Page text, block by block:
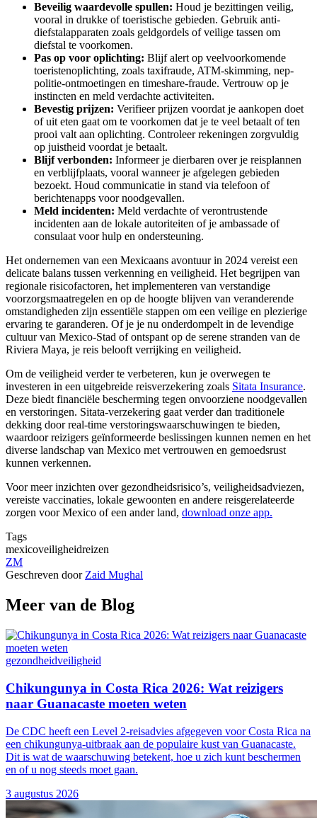
Beveilig waardevolle spullen: Houd je bezittingen veilig,
vooral in drukke of toeristische gebieden. Gebruik anti-
diefstalapparaten zoals geldgordels of veilige tassen om
diefstal te voorkomen.
Pas op voor oplichting: Blijf alert op veelvoorkomende
toeristenoplichting, zoals taxifraude, ATM-skimming, nep-
politie-ontmoetingen en timeshare-fraude. Vertrouw op je
instincten en meld verdachte activiteiten.
Bevestig prijzen: Verifieer prijzen voordat je aankopen doet
of uit eten gaat om te voorkomen dat je te veel betaalt of ten
prooi valt aan oplichting. Controleer rekeningen zorgvuldig
op juistheid voordat je betaalt.
Blijf verbonden: Informeer je dierbaren over je reisplannen
en verblijfplaats, vooral wanneer je afgelegen gebieden
bezoekt. Houd communicatie in stand via telefoon of
berichtenapps voor noodgevallen.
Meld incidenten: Meld verdachte of verontrustende
incidenten aan de lokale autoriteiten of je ambassade of
consulaat voor hulp en ondersteuning.
Het ondernemen van een Mexicaans avontuur in 2024 vereist een
delicate balans tussen verkenning en veiligheid. Het begrijpen van
regionale risicofactoren, het implementeren van verstandige
voorzorgsmaatregelen en op de hoogte blijven van veranderende
omstandigheden zijn essentiële stappen om een veilige en plezierige
ervaring te garanderen. Of je je nu onderdompelt in de levendige
cultuur van Mexico-Stad of ontspant op de serene stranden van de
Riviera Maya, je reis belooft verrijking en veiligheid.
Om de veiligheid verder te verbeteren, kun je overwegen te
investeren in een uitgebreide reisverzekering zoals Sitata Insurance.
Deze biedt financiële bescherming tegen onvoorziene noodgevallen
en verstoringen. Sitata-verzekering gaat verder dan traditionele
dekking door real-time verstoringswaarschuwingen te bieden,
waardoor reizigers geïnformeerde beslissingen kunnen nemen en het
diverse landschap van Mexico met vertrouwen en gemoedsrust
kunnen verkennen.
Voor meer inzichten over gezondheidsrisico’s, veiligheidsadviezen,
vereiste vaccinaties, lokale gewoonten en andere reisgerelateerde
zorgen voor Mexico of een ander land, download onze app.
Tags
mexicoveiligheidreizen
ZM
Geschreven door Zaid Mughal
Meer van de Blog
gezondheidveiligheid
Chikungunya in Costa Rica 2026: Wat reizigers
naar Guanacaste moeten weten
De CDC heeft een Level 2-reisadvies afgegeven voor Costa Rica na
een chikungunya-uitbraak aan de populaire kust van Guanacaste.
Dit is wat de waarschuwing betekent, hoe u zich kunt beschermen
en of u nog steeds moet gaan.
3 augustus 2026